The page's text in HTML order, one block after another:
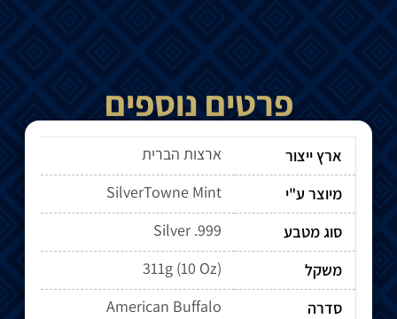
פרטים נוספים
ארץ ייצור
ארצות הברית
מיוצר ע"י
SilverTowne Mint
סוג מטבע
Silver .999
משקל
311g (10 Oz)
סדרה
American Buffalo